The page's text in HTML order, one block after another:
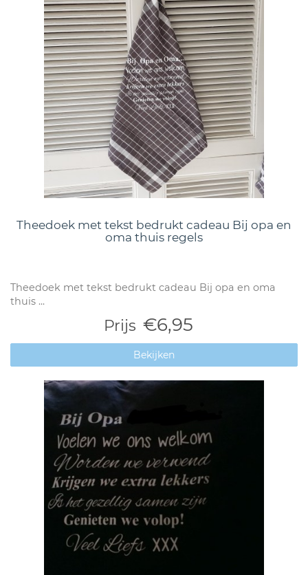
Theedoek met tekst bedrukt cadeau Bij opa en
oma thuis regels
Theedoek met tekst bedrukt cadeau Bij opa en oma
thuis ...
Prijs €6,95
Bekijken